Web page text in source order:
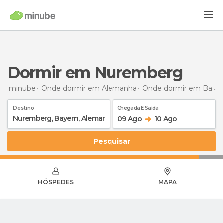
Dormir em Nuremberg
minube Onde dormir em Alemanha Onde dormir em Baviera
Destino Chegada E Saída
09 Ago 10 Ago
Pesquisar
HÓSPEDES MAPA